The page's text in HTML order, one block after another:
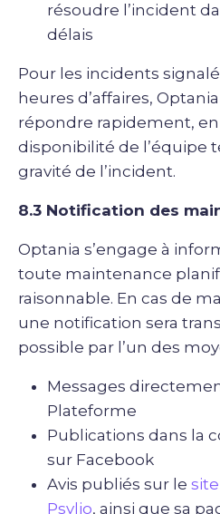
résoudre l’incident
délais
Pour les incidents
heures d’affaires,
répondre rapidement,
disponibilité de l’équipe
gravité de l’incident.
8.3 Notification des
Optania s’engage à
toute maintenance
raisonnable. En cas de
une notification sera
possible par l’un des
Messages
Plateforme
Publications dans la
sur Facebook
Avis publiés sur le
Psylio, ainsi que sa